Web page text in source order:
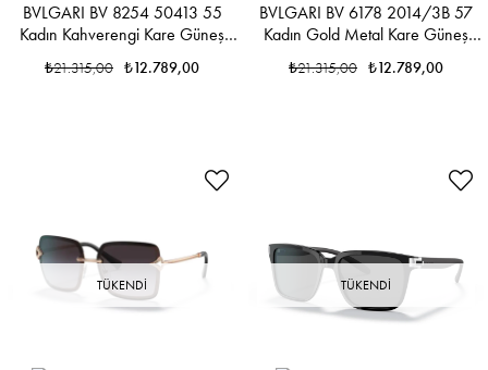
BVLGARI BV 8254 50413 55
Kadın Kahverengi Kare Güneş
Gözlüğü₺12.789,00
₺21.315,00
BVLGARI BV 6178 2014/3B 57
Kadın Gold Metal Kare Güneş
Gözlüğü₺12.789,00
₺21.315,00
TÜKENDI TÜKENDI